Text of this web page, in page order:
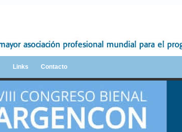
Links Contacto